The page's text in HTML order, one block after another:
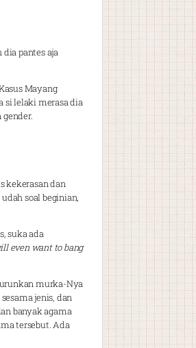
pantes aja
Mayang
si lelaki merasa dia
kekerasan dan
soal beginian,
suka ada
even want to bang
murka-Nya
jenis, dan
banyak agama
tersebut. Ada